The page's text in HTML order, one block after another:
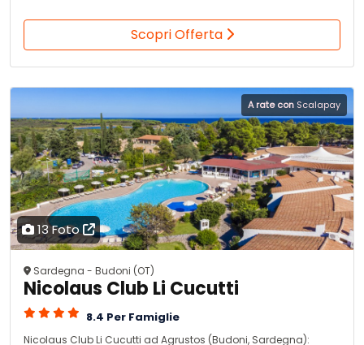
Scopri Offerta
13 Foto
A rate con Scalapay
Sardegna - Budoni (OT)
Nicolaus Club Li Cucutti
8.4 Per Famiglie
Nicolaus Club Li Cucutti ad Agrustos (Budoni, Sardegna):